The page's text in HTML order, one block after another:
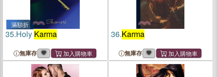
滿額折
35.Holy Karma
無庫存
36.Karma
無庫存